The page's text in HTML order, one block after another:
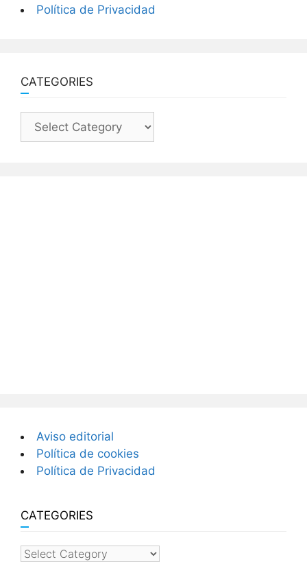
Política de Privacidad
CATEGORIES
Categories
Aviso editorial
Política de cookies
Política de Privacidad
CATEGORIES
categories